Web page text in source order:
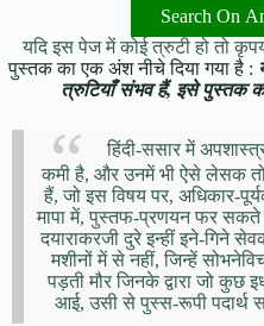
Search On
यदि इस पेज में कोई त्रुटी हो तो
पुस्तक का एक अंश नीचे दिया गया है :
त्रुटियाँ संभव हैं, इसे पुस्तक
हिंदी-ससार में
कमी है, और उनमें भी ऐसे लेसक
हैं, जो इस विषय पर, अधिकार-
मापा में, पुस्तफ-प्रणयन फर
दयाराकरजी दुरे इन्हीं इने-गिने
मशीनों में से नहीं, जिन्हें
पड़ती मौर जिनके द्वारा जो कुछ
आई, उसी से पुस्स-रूपी पदार्थ